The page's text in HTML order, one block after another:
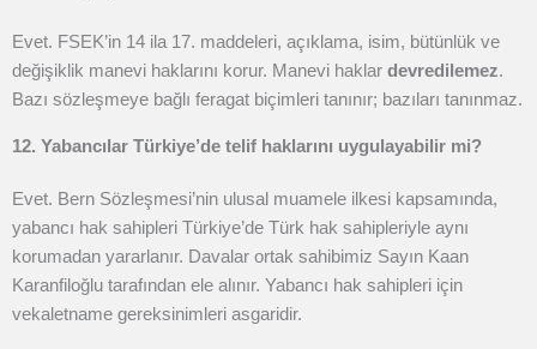
Evet. FSEK’in 14 ila 17. maddeleri, açıklama, isim, bütünlük ve
değişiklik manevi haklarını korur. Manevi haklar devredilemez.
Bazı sözleşmeye bağlı feragat biçimleri tanınır; bazıları tanınmaz.
12. Yabancılar Türkiye’de telif haklarını uygulayabilir mi?
Evet. Bern Sözleşmesi’nin ulusal muamele ilkesi kapsamında,
yabancı hak sahipleri Türkiye’de Türk hak sahipleriyle aynı
korumadan yararlanır. Davalar ortak sahibimiz Sayın Kaan
Karanfiloğlu tarafından ele alınır. Yabancı hak sahipleri için
vekaletname gereksinimleri asgaridir.